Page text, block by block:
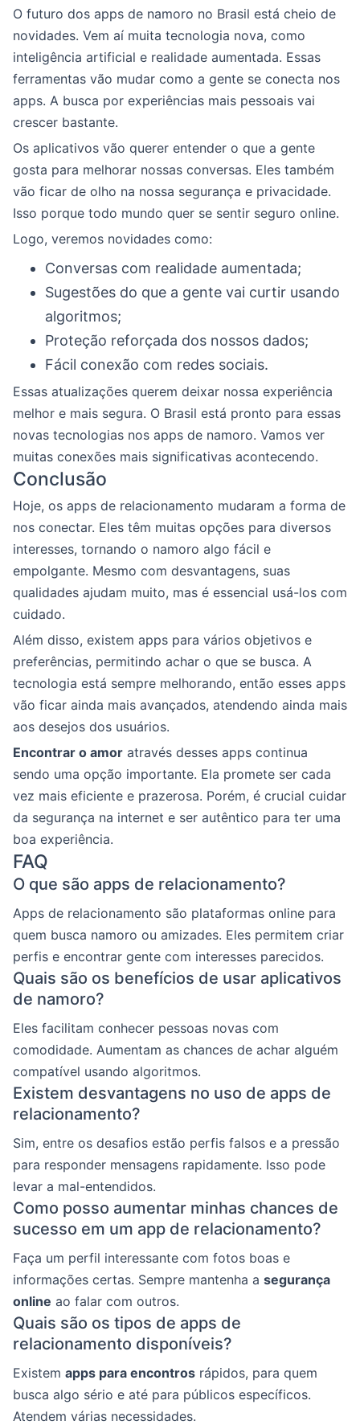
O futuro dos apps de namoro no Brasil está cheio de
novidades. Vem aí muita tecnologia nova, como
inteligência artificial e realidade aumentada. Essas
ferramentas vão mudar como a gente se conecta nos
apps. A busca por experiências mais pessoais vai
crescer bastante.
Os aplicativos vão querer entender o que a gente
gosta para melhorar nossas conversas. Eles também
vão ficar de olho na nossa segurança e privacidade.
Isso porque todo mundo quer se sentir seguro online.
Logo, veremos novidades como:
Conversas com realidade aumentada;
Sugestões do que a gente vai curtir usando
algoritmos;
Proteção reforçada dos nossos dados;
Fácil conexão com redes sociais.
Essas atualizações querem deixar nossa experiência
melhor e mais segura. O Brasil está pronto para essas
novas tecnologias nos apps de namoro. Vamos ver
muitas conexões mais significativas acontecendo.
Conclusão
Hoje, os apps de relacionamento mudaram a forma de
nos conectar. Eles têm muitas opções para diversos
interesses, tornando o namoro algo fácil e
empolgante. Mesmo com desvantagens, suas
qualidades ajudam muito, mas é essencial usá-los com
cuidado.
Além disso, existem apps para vários objetivos e
preferências, permitindo achar o que se busca. A
tecnologia está sempre melhorando, então esses apps
vão ficar ainda mais avançados, atendendo ainda mais
aos desejos dos usuários.
Encontrar o amor através desses apps continua
sendo uma opção importante. Ela promete ser cada
vez mais eficiente e prazerosa. Porém, é crucial cuidar
da segurança na internet e ser autêntico para ter uma
boa experiência.
FAQ
O que são apps de relacionamento?
Apps de relacionamento são plataformas online para
quem busca namoro ou amizades. Eles permitem criar
perfis e encontrar gente com interesses parecidos.
Quais são os benefícios de usar aplicativos
de namoro?
Eles facilitam conhecer pessoas novas com
comodidade. Aumentam as chances de achar alguém
compatível usando algoritmos.
Existem desvantagens no uso de apps de
relacionamento?
Sim, entre os desafios estão perfis falsos e a pressão
para responder mensagens rapidamente. Isso pode
levar a mal-entendidos.
Como posso aumentar minhas chances de
sucesso em um app de relacionamento?
Faça um perfil interessante com fotos boas e
informações certas. Sempre mantenha a segurança
online ao falar com outros.
Quais são os tipos de apps de
relacionamento disponíveis?
Existem apps para encontros rápidos, para quem
busca algo sério e até para públicos específicos.
Atendem várias necessidades.